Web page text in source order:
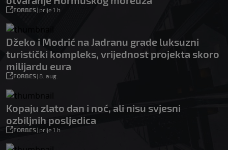
FORBES| prije 1 h
Džeko i Modrić na Jadranu grade luksuzni
turistički kompleks, vrijednost projekta skoro
milijardu eura
FORBES| 8. aug.
Kopaju zlato dan i noć, ali nisu svjesni
ozbiljnih posljedica
FORBES| prije 1 h